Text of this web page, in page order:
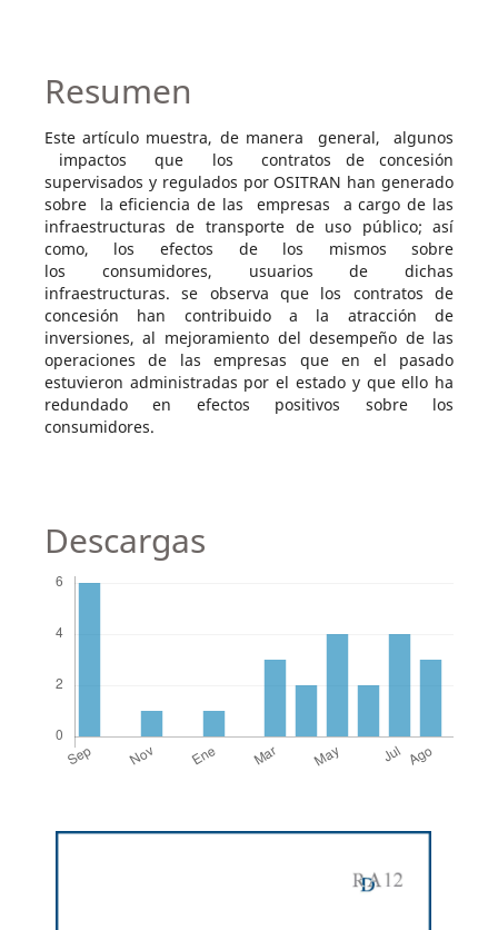
Resumen
Este artículo muestra, de manera general, algunos
impactos que los contratos de concesión
supervisados y regulados por OSITRAN han generado
sobre la eficiencia de las empresas a cargo de las
infraestructuras de transporte de uso público; así
como, los efectos de los mismos sobre
los consumidores, usuarios de dichas
infraestructuras. se observa que los contratos de
concesión han contribuido a la atracción de
inversiones, al mejoramiento del desempeño de las
operaciones de las empresas que en el pasado
estuvieron administradas por el estado y que ello ha
redundado en efectos positivos sobre los
consumidores.
Descargas